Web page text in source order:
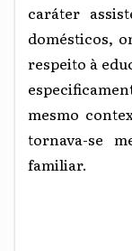
caráter
domésticos,
respeito à
mesmo
tornava-se
familiar.